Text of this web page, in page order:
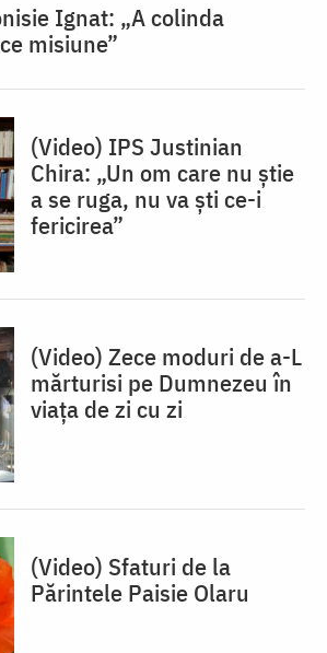
Ignat: „A colinda
misiune”
(Video) IPS Justinian
Chira: „Un om care nu ştie
a se ruga, nu va şti ce-i
fericirea”
(Video) Zece moduri de a-L
mărturisi pe Dumnezeu în
viaţa de zi cu zi
(Video) Sfaturi de la
Părintele Paisie Olaru